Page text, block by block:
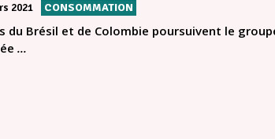
2021 CONSOMMATION
du Brésil et de Colombie poursuivent le
...